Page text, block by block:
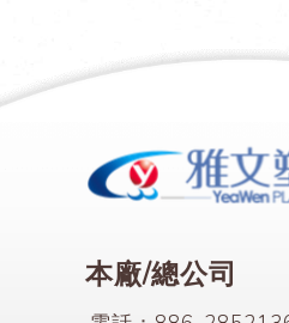
本廠/總公司